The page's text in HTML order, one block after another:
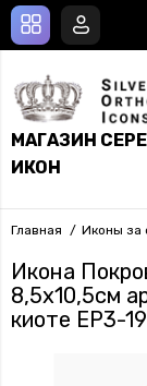
МАГАЗИН
ИКОН
Главная Иконы за
Икона
8,5х10,5см
киоте EP3-